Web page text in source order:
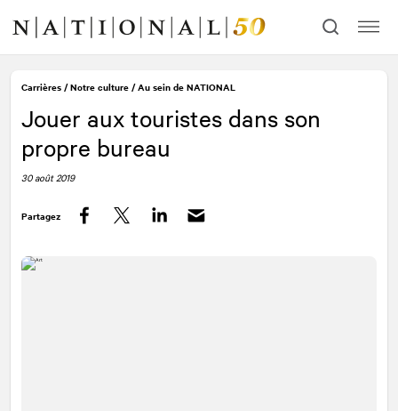
contenu
navigation
Carrières /Notre culture /Au sein de NATIONAL
Jouer aux touristes dans son
propre bureau
30 août 2019
Partagez